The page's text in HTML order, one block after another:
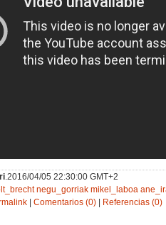
.2016/04/05 22:30:00 GMT+2
negu_gorriak mikel_laboa
| Comentarios (0) | Referencias (0)